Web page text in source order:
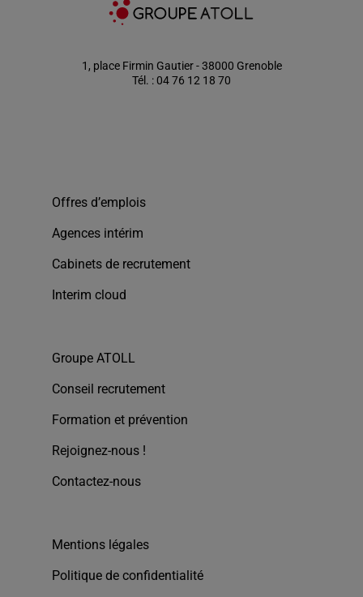
1, place Firmin Gautier - 38000 Grenoble
Tél. : 04 76 12 18 70
Offres d’emplois
Agences intérim
Cabinets de recrutement
Interim cloud
Groupe ATOLL
Conseil recrutement
Formation et prévention
Rejoignez-nous !
Contactez-nous
Mentions légales
Politique de confidentialité